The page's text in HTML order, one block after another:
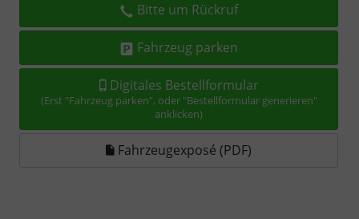
Bitte um Rückruf
Fahrzeug parken
Digitales Bestellformular
(Erst "Fahrzeug parken", oder "Bestellformular generieren"
anklicken)
Fahrzeugexposé (PDF)